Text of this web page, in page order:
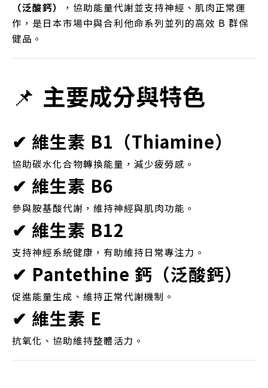
（泛酸鈣）
，協助能量代謝並支持神經、肌肉正常運
作，是日本市場中與合利他命系列並列的高效 B 群保
健品。
📌 主要成分與特色
✔ 維生素 B1（Thiamine）
協助碳水化合物轉換能量，減少疲勞感。
✔ 維生素 B6
參與胺基酸代謝，維持神經與肌肉功能。
✔ 維生素 B12
支持神經系統健康，有助維持日常專注力。
✔ Pantethine 鈣（泛酸鈣）
促進能量生成、維持正常代謝機制。
✔ 維生素 E
抗氧化、協助維持整體活力。